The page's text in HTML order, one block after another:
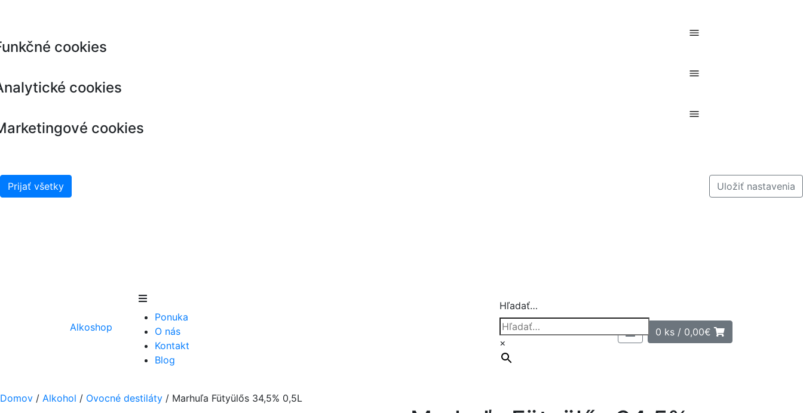
cookies
cookies
cookies
Prijať všetky Uložiť nastavenia
Alkoshop 0 ks / 0,00€
Ponuka
O nás
Kontakt
Blog
Hľadať…
×
Domov / Alkohol / Ovocné destiláty / Marhuľa Fütyülős 34,5% 0,5L